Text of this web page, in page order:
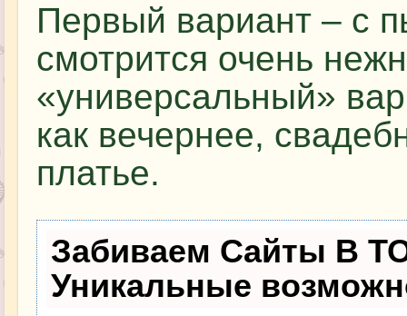
Первый вариант – с
смотрится очень
«универсальный»
как вечернее,
платье.
Забиваем Сайты В
Уникальные